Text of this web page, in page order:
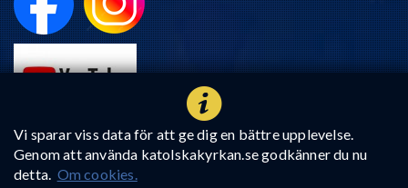
Vi sparar viss data för att ge dig en bättre upplevelse.
Genom att använda katolskakyrkan.se godkänner du nu
detta. Om cookies.